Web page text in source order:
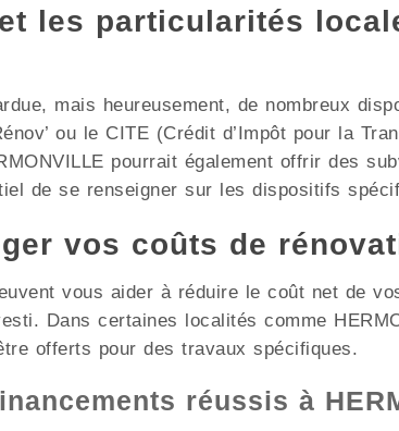
les particularités
mais heureusement, de nombreux
ou le CITE (Crédit d’Impôt pour la
pourrait également offrir des
de se renseigner sur les dispositifs
vos coûts de
vous aider à réduire le coût net de
Dans certaines localités comme
offerts pour des travaux spécifiques.
réussis à